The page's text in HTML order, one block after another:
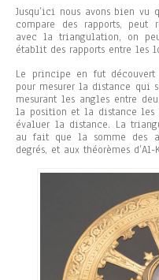
Jusqu’ici nous avons bien vu
compare des rapports, peut
avec la triangulation, on
établit des rapports entre les
Le principe en fut
pour mesurer la distance qui
mesurant les angles entre
la position et la distance les
évaluer la distance. La
au fait que la somme des
degrés, et aux théorèmes